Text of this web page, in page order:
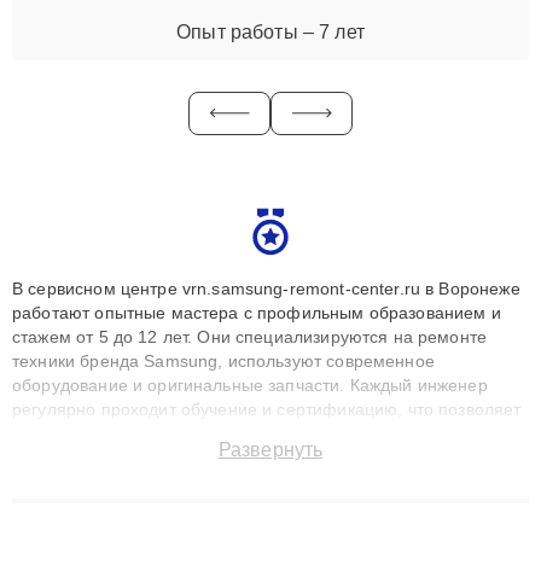
Опыт работы – 7 лет
В сервисном центре vrn.samsung-remont-center.ru в Воронеже
работают опытные мастера с профильным образованием и
стажем от 5 до 12 лет. Они специализируются на ремонте
техники бренда Samsung, используют современное
оборудование и оригинальные запчасти. Каждый инженер
регулярно проходит обучение и сертификацию, что позволяет
технику с сохранением гарантии до 3 лет. Наши мастера
Развернуть